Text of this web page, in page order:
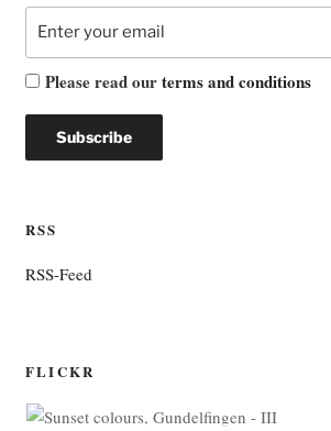
Please read ourterms and conditions
RSS
RSS-Feed
FLICKR